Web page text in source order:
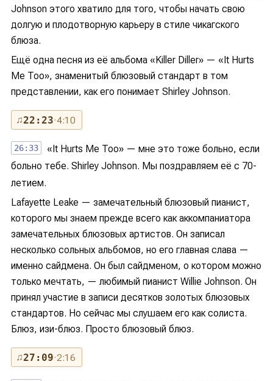
Johnson этого хватило для того, чтобы начать свою
долгую и плодотворную карьеру в стиле чикагского
блюза.
Ещё одна песня из её альбома «Killer Diller» — «It Hurts
Me Too», знаменитый блюзовый стандарт в том
представлении, как его понимает Shirley Johnson.
♫22:23· 4:10
26:33
«It Hurts Me Too» — мне это тоже больно, если
больно тебе. Shirley Johnson. Мы поздравляем её с 70-
летием.
Lafayette Leake — замечательный блюзовый пианист,
которого мы знаем прежде всего как аккомпаниатора
замечательных блюзовых артистов. Он записал
несколько сольных альбомов, но его главная слава —
именно сайдмена. Он был сайдменом, о котором можно
только мечтать, — любимый пианист Willie Johnson. Он
принял участие в записи десятков золотых блюзовых
стандартов. Но сейчас мы слушаем его как солиста.
Блюз, изи-блюз. Просто блюзовый блюз.
♫27:09· 2:16